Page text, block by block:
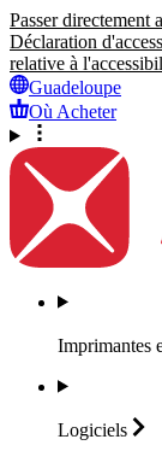
Passer directement
Déclaration
relative à
Guadeloupe
Où Acheter
Imprimantes
Logiciels